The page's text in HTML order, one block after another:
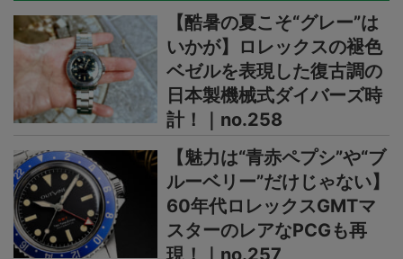
【酷暑の夏こそ“グレー”は
いかが】ロレックスの褪色
ベゼルを表現した復古調の
日本製機械式ダイバーズ時
計！｜no.258
【魅力は“青赤ペプシ”や“ブ
ルーベリー”だけじゃない】
60年代ロレックスGMTマ
スターのレアなPCGも再
現！｜no.257